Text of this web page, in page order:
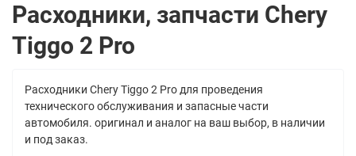
Расходники, запчасти Chery
Tiggo 2 Pro
Расходники Chery Tiggo 2 Pro для проведения
технического обслуживания и запасные части
автомобиля. оригинал и аналог на ваш выбор, в наличии
и под заказ.